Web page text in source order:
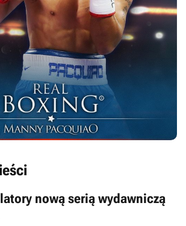
nową serią wydawniczą